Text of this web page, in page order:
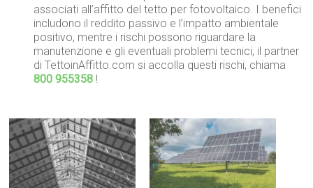
associati all’affitto del tetto per fotovoltaico. I benefici
includono il reddito passivo e l’impatto ambientale
positivo, mentre i rischi possono riguardare la
manutenzione e gli eventuali problemi tecnici, il partner
di TettoinAffitto.com si accolla questi rischi, chiama
800 955358 !